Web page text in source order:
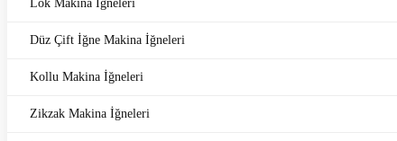
Lok Makina İğneleri
Düz Çift İğne Makina İğneleri
Kollu Makina İğneleri
Zikzak Makina İğneleri